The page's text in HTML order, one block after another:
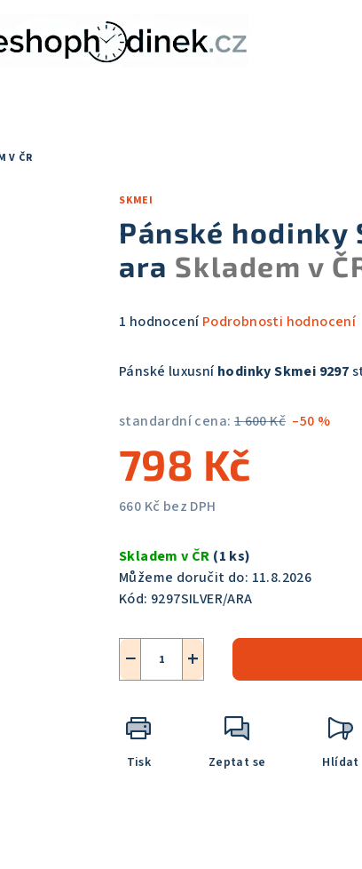
V ČR
SKMEI
Pánské hodinky
ara Skladem v
Průměrné
produktu
z
5
hvězdiček.
1 hodnocení Podrobnosti hodnocení
Pánské luxusníhodinky Skmei 9297
standardní cena: 1 600 Kč –50 %
798 Kč
660 Kč bez DPH
cena:
Skladem v ČR (1 ks)
Můžeme doručit do: 11.8.2026
Kód: 9297SILVER/ARA
+
−
Tisk Zeptat se Hlídat